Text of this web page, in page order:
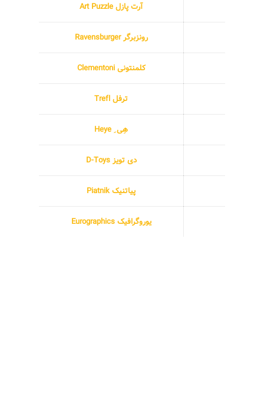
آرت پازل Art Puzzle
رونزبرگر Ravensburger
کلمنتونی Clementoni
ترفل Trefl
هِی ِ Heye
دی تویز D-Toys
پیاتنیک Piatnik
یوروگرافیک Eurographics